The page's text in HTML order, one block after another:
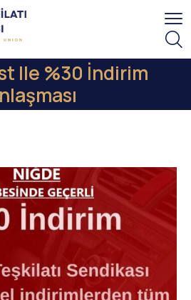
Ile %30 İndirim